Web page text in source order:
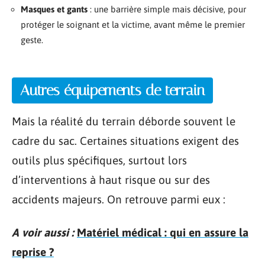
Masques et gants : une barrière simple mais décisive, pour
protéger le soignant et la victime, avant même le premier
geste.
Autres équipements de terrain
Mais la réalité du terrain déborde souvent le
cadre du sac. Certaines situations exigent des
outils plus spécifiques, surtout lors
d’interventions à haut risque ou sur des
accidents majeurs. On retrouve parmi eux :
A voir aussi : Matériel médical : qui en assure la
reprise ?